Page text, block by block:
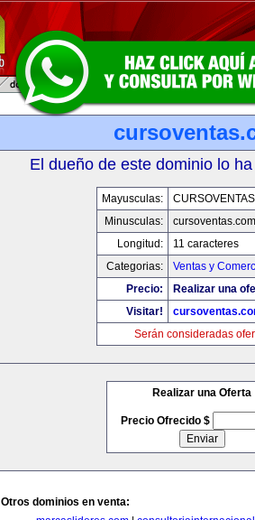
El dueño de este dominio lo
Mayusculas:
Minusculas:
cursoventas.com
Longitud:
11 caracteres
Categorias:
Ventas y
Precio:
Realizar una
Visitar!
Serán consideradas
Realizar una Oferta
Precio Ofrecido $
Otros dominios en venta: